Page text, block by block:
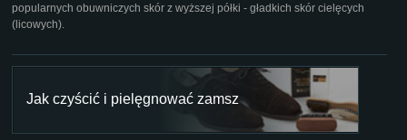
popularnych obuwniczych skór z wyższej półki - gładkich skór cielęcych
(licowych).
Jak czyścić i pielęgnować zamsz